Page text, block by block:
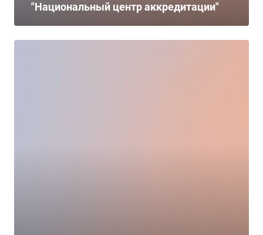
"Национальный центр аккредитации"